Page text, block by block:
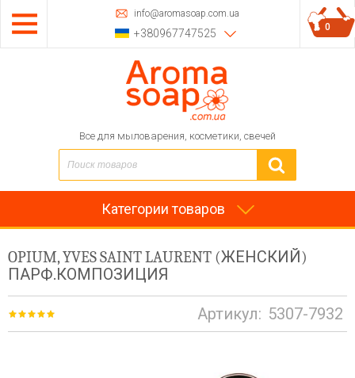
info@aromasoap.com.ua
+380967747525
Все для мыловарения, косметики, свечей
0
Категории товаров
OPIUM, YVES SAINT LAURENT (ЖЕНСКИЙ)
ПАРФ.КОМПОЗИЦИЯ
Артикул: 5307-7932